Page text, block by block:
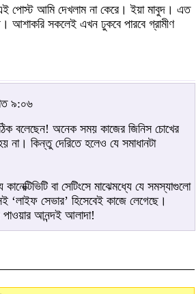
পোস্ট আমি দেখলাম না কেরে। ইয়া মাবুদ। এত
আশাকরি সকলেই এখন ঢুকবে পারবে গ্রামীণ
৯:০৬
বলেছেন! অনেক সময় কাজের জিনিস চোখের
না। কিন্তু দেরিতে হলেও যে সমাধানটা
বা সেটিংসে মাঝেমধ্যে যে সমস্যাগুলো
সেভার’ হিসেবেই কাজে লেগেছে।
আনন্দই আলাদা!